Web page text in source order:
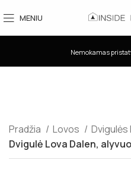
MENIU
Nemokamas
Pradžia Lovos
Dvigulės
Dvigulė Lova Dalen,